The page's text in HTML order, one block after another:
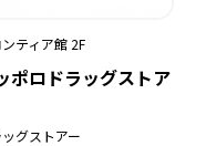
ティア館 2F
ポロドラッグストア
ッグストアー